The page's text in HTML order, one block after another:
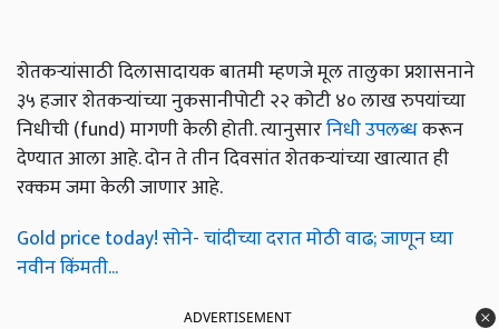
शेतकऱ्यांसाठी दिलासादायक बातमी म्हणजे मूल तालुका प्रशासनाने
३५ हजार शेतकऱ्यांच्या नुकसानीपोटी २२ कोटी ४० लाख रुपयांच्या
निधीची (fund) मागणी केली होती. त्यानुसारनिधी उपलब्धकरून
देण्यात आला आहे. दोन ते तीन दिवसांत शेतकऱ्यांच्या खात्यात ही
रक्‍कम जमा केली जाणार आहे.
Gold price today! सोने- चांदीच्या दरात मोठी वाढ; जाणून घ्या
नवीन किंमती...
ADVERTISEMENT